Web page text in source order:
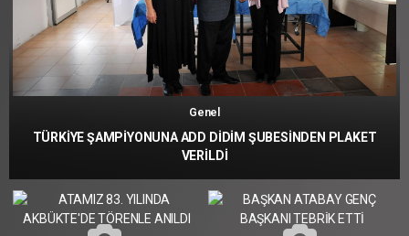
Genel
TÜRKİYE ŞAMPİYONUNA ADD DİDİM ŞUBESİNDEN PLAKET
VERİLDİ